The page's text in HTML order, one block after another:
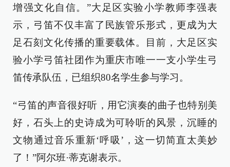
增强文化自信。”大足区实验小学教师李强表
示，弓笛不仅丰富了民族管乐形式，更成为大
足石刻文化传播的重要载体。目前，大足区实
验小学弓笛社团作为重庆市唯一一支小学生弓
笛传承队伍，已组织80名学生参与学习。
“弓笛的声音很好听，用它演奏的曲子也特别美
好，石头上的史诗成为可聆听的风景，沉睡的
文物通过音乐重新‘呼吸’，这一切简直太美妙
了！”阿尔班·蒂克谢表示。